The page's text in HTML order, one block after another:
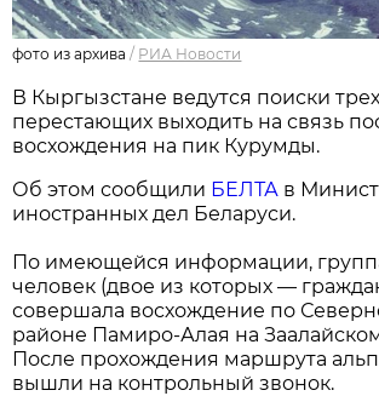
фото из архива / РИА Новости
В Кыргызстане ведутся поиски
перестающих выходить на связь
восхождения на пик Курумды.
Об этом сообщили БЕЛТА в
иностранных дел Беларуси.
По имеющейся информации,
человек (двое из которых —
совершала восхождение по
районе Памиро-Алая на
После прохождения маршрута
вышли на контрольный звонок.